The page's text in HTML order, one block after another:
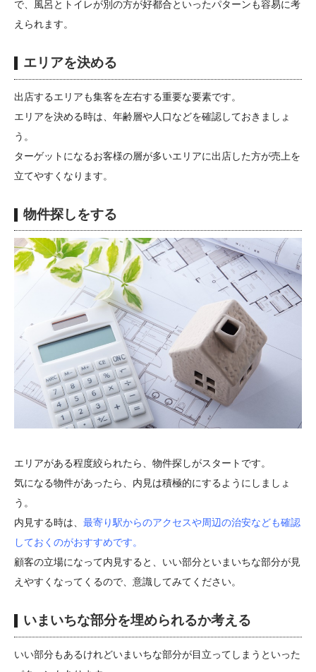
で、風呂とトイレが別の方が好都合といったパターンも容易に考
えられます。
エリアを決める
出店するエリアも集客を左右する重要な要素です。
エリアを決める時は、年齢層や人口などを確認しておきましょ
う。
ターゲットになるお客様の層が多いエリアに出店した方が売上を
立てやすくなります。
物件探しをする
エリアがある程度絞られたら、物件探しがスタートです。
気になる物件があったら、内見は積極的にするようにしましょ
う。
内見する時は、 最寄り駅からのアクセスや周辺の治安なども確認
しておくのがおすすめです。
顧客の立場になって内見すると、いい部分といまいちな部分が見
えやすくなってくるので、意識してみてください。
いまいちな部分を埋められるか考える
いい部分もあるけれどいまいちな部分が目立ってしまうといった